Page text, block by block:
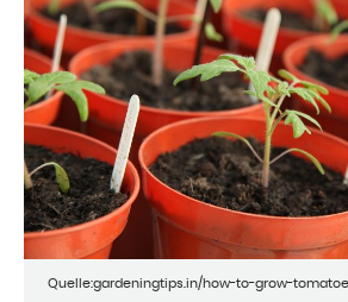
Quelle:gardeningtips.in/how-to-grow-